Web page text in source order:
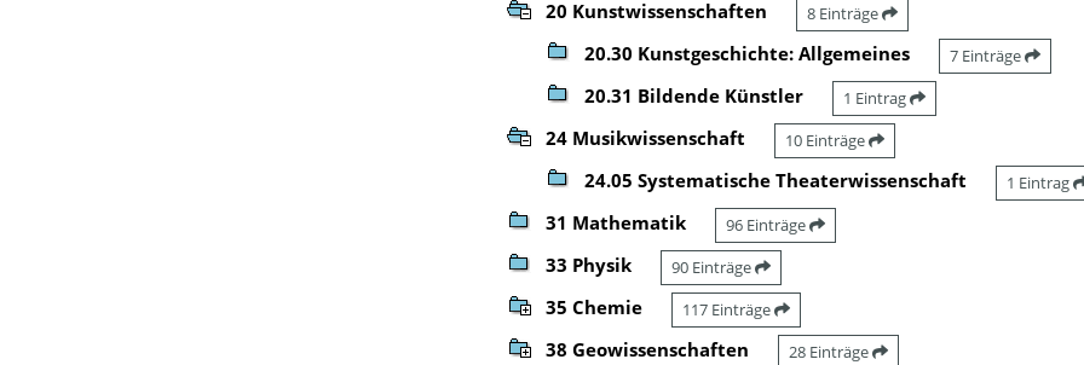
20 Kunstwissenschaften 8 Einträge
20.30 Kunstgeschichte: Allgemeines 7 Einträge
20.31 Bildende Künstler 1 Eintrag
24 Musikwissenschaft 10 Einträge
24.05 Systematische Theaterwissenschaft 1 Eintrag
31 Mathematik 96 Einträge
33 Physik 90 Einträge
35 Chemie 117 Einträge
38 Geowissenschaften 28 Einträge